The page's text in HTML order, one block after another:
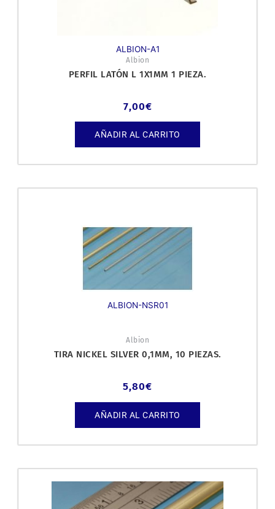
ALBION-A1
Albion
PERFIL LATÓN L 1X1MM 1 PIEZA.
7,00€
AÑADIR AL CARRITO
ALBION-NSR01
Albion
TIRA NICKEL SILVER 0,1MM, 10 PIEZAS.
5,80€
AÑADIR AL CARRITO